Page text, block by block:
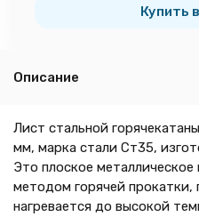
Купить
Описание
Лист стальной
мм, марка стали Ст35,
Это плоское металлическое
методом горячей
нагревается до высокой